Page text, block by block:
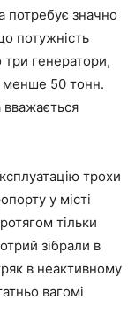
потребує значно
потужність
три генератори,
менше 50 тонн.
вважається
трохи
у місті
тільки
зібрали в
в неактивному
вагомі